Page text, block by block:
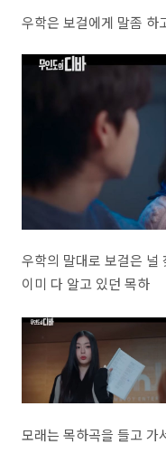
우학은 보걸에게 말좀 하
우학의 말대로 보걸은 널
이미 다 알고 있던 목하
모래는 목하곡을 들고 가